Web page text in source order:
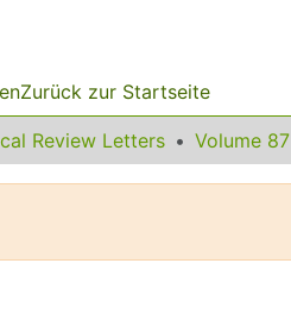
Zurück zur Startseite
Review Letters Volume 87